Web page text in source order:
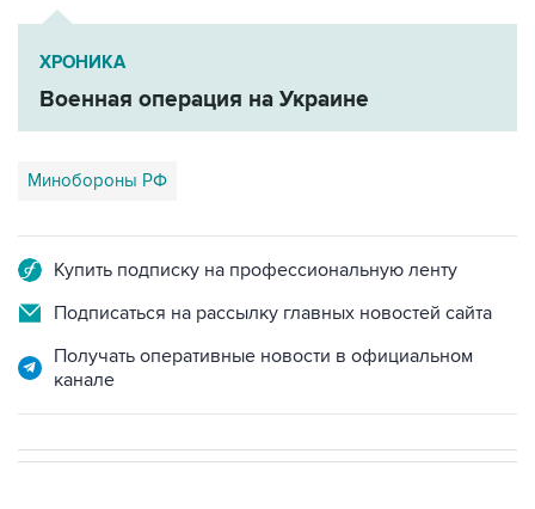
ХРОНИКА
Военная операция на Украине
Минобороны РФ
Купить подписку на профессиональную ленту
Подписаться на рассылку главных новостей сайта
Получать оперативные новости в официальном
канале